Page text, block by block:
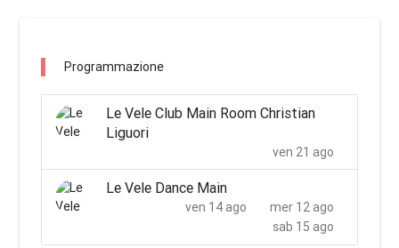
Programmazione
Le Vele Club Main Room Christian
Liguori
ven 21 ago
Le Vele Dance Main
mer 12 ago
ven 14 ago
sab 15 ago